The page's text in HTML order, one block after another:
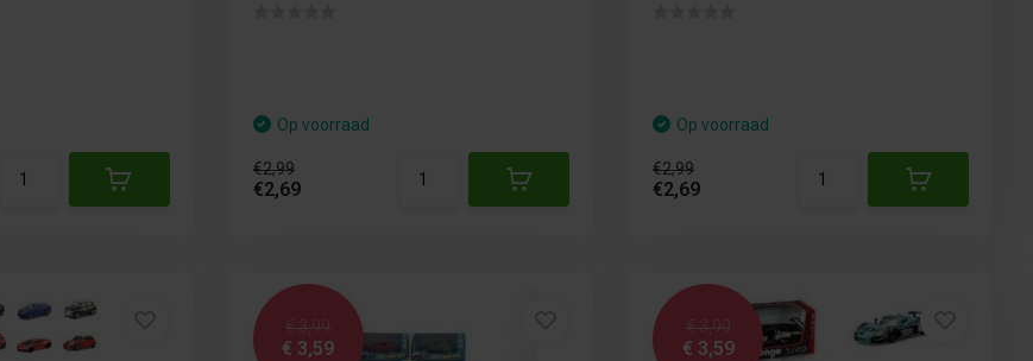
Op voorraad
€2,99
€2,69
Op voorraad
€2,99
€2,69
€ 3,99
€ 3,59
€ 3,99
€ 3,59